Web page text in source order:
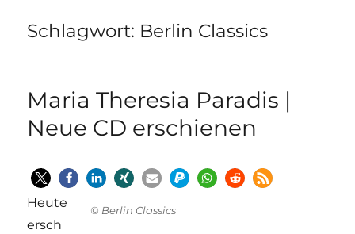
Schlagwort: Berlin Classics
Maria Theresia Paradis |
Neue CD erschienen
© Berlin Classics
Heute
ersch